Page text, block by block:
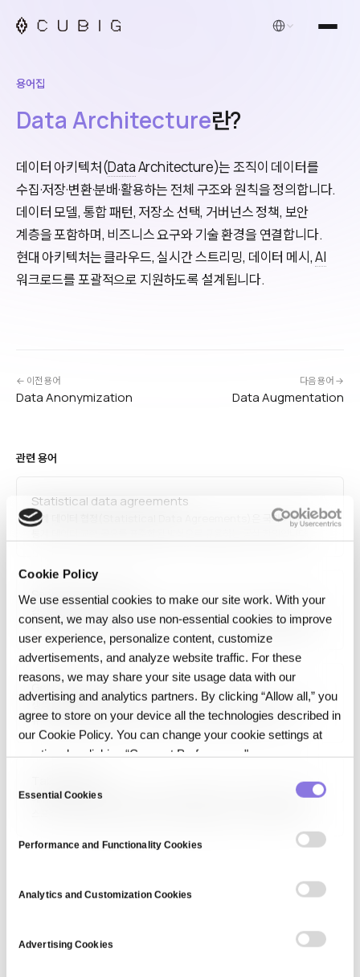
Cookie Policy
We use essential cookies to make our site work. With your
consent, we may also use non‑essential cookies to improve
user experience, personalize content, customize
advertisements, and analyze website traffic. For these
reasons, we may share your site usage data with our
advertising and analytics partners. By clicking “Allow all,” you
agree to store on your device all the technologies described in
our Cookie Policy. You can change your cookie settings at
any time by clicking “Consent Preferences."
Essential Cookies
Performance and Functionality Cookies
Analytics and Customization Cookies
Advertising Cookies
한국어
용어집
Data Architecture란?
데이터 아키텍처(DataArchitecture)는 조직이 데이터를
수집·저장·변환·분배·활용하는 전체 구조와 원칙을 정의합니다.
데이터 모델, 통합 패턴, 저장소 선택, 거버넌스 정책, 보안
계층을 포함하며, 비즈니스 요구와 기술 환경을 연결합니다.
현대 아키텍처는 클라우드, 실시간 스트리밍, 데이터 메시,AI
워크로드를 포괄적으로 지원하도록 설계됩니다.
← 이전 용어
Data Anonymization
다음 용어 →
Data Augmentation
관련 용어
Statistical data agreements
통계 데이터 협정(Statistical Data Agreements)은 국가·기관 간
데이터를 교환합니다. 국제 비교 가능성과 데이터 품질 확보를 가능하게
합니다.
Sentiment Analysis
감성 분석(Sentiment Analysis)은 텍스트에 담긴 감정·의견·태도를
자동으로 식별·분류하는 자연어 처리 기법입니다. 긍정/부정/중립 분류, 감정
(기쁨·분노·슬픔) 탐지, 측면 기반 감성 분석(aspect-based)이 있으며,
브랜드 모니터링, 제품 리뷰 분석, 고객 서비스, 소셜 미디어 분석, 주식 시장
예측에 활용됩니다. LLM·트랜스포머 모델로 정확도가 크게
향상되었습니다.
Generative model
생성 모델(Generative Model)은 학습 데이터의 분포를 학습해 그와
유사한 새 샘플을 생성할 수 있는 통계·머신러닝 모델입니다. 변분
오토인코더(VAE), GAN, 확산 모델, 자기 회귀 모델(GPT), 정규화 흐름이
대표적입니다. 이미지·텍스트·오디오 생성, 데이터 증강, 이상 탐지,
테이블 데이터(Tabular Data)는 행과 열로 조직된 구조화된 데이터로,
레코드, 각 열은 속성(feature)을 나타냅니다. 비즈니스 데이터 대부분이
이 형태이며, 부스팅 계열(XGBoost, LightGBM, CatBoost)